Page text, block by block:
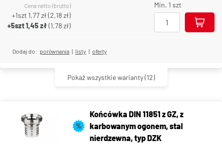
Cena netto (brutto)
+1szt 1,77 zł(2,18 zł)
+5szt1,45 zł(1,78 zł)
Min. 1 szt
Dodaj do: porównania | listy | oferty
Pokaż wszystkie warianty(12)
%
Końcówka DIN 11851 z GZ, z
karbowanym ogonem, stal
nierdzewna, typ DZK